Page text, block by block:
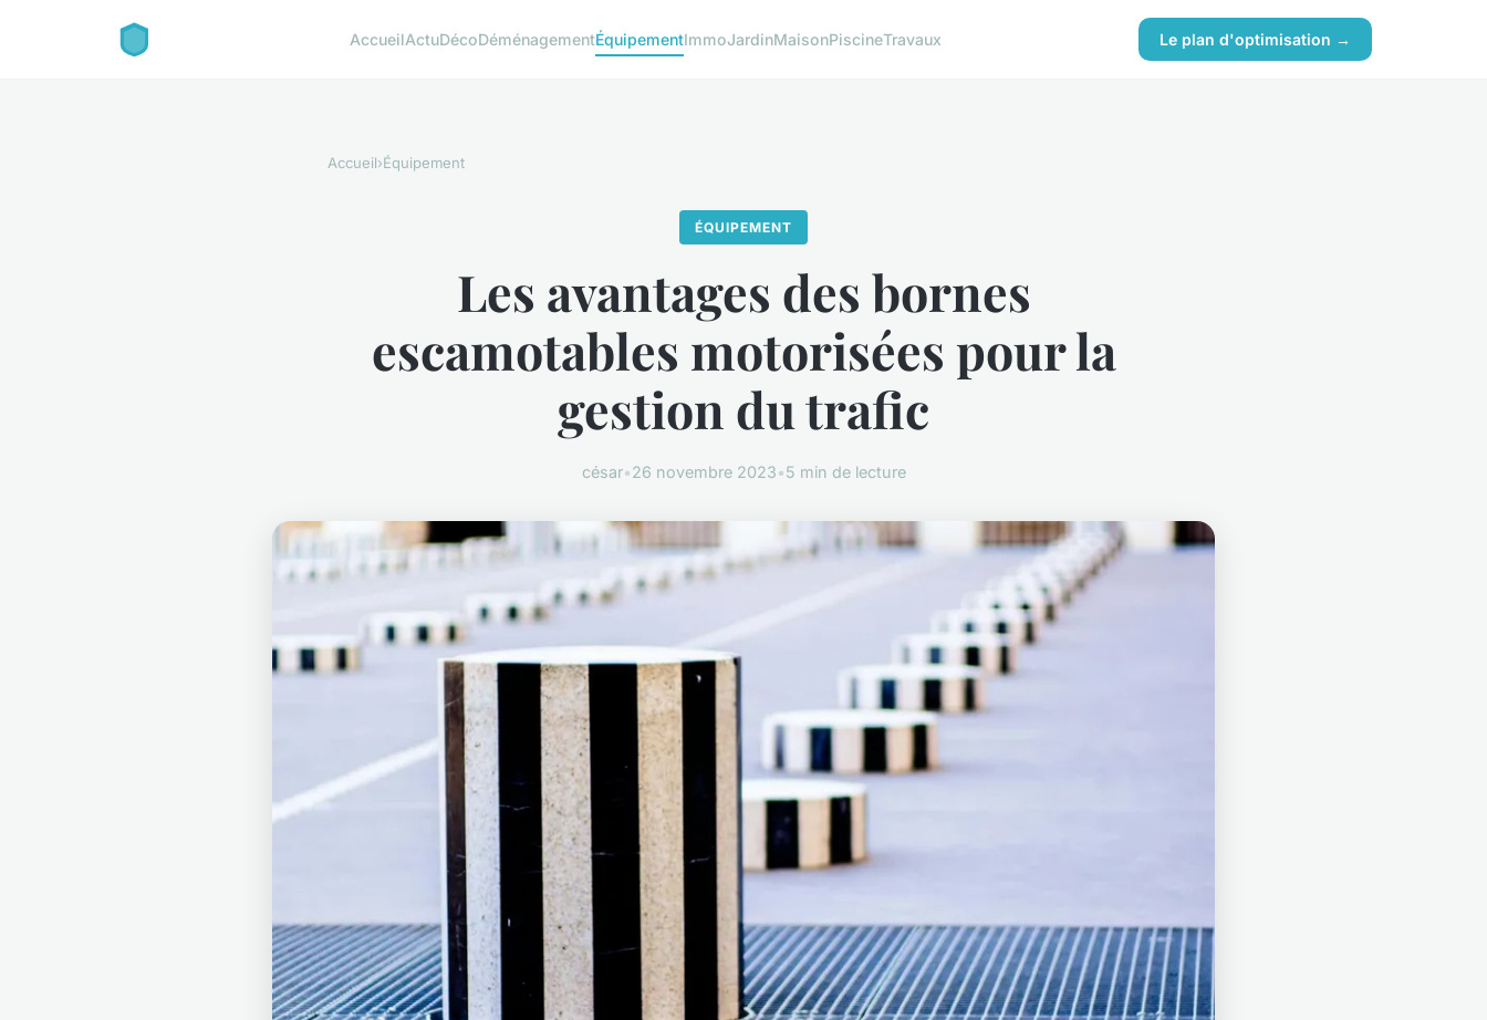
AccueilActuDécoDéménagementÉquipementImmoJardinMaisonPiscineTravaux Le plan d'optimisation →
Accueil›Équipement
ÉQUIPEMENT
Les avantages des bornes
escamotables motorisées pour la
gestion du trafic
césar•26 novembre 2023•5 min de lecture